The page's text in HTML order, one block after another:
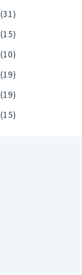
(31)
(15)
(10)
(19)
(19)
(15)